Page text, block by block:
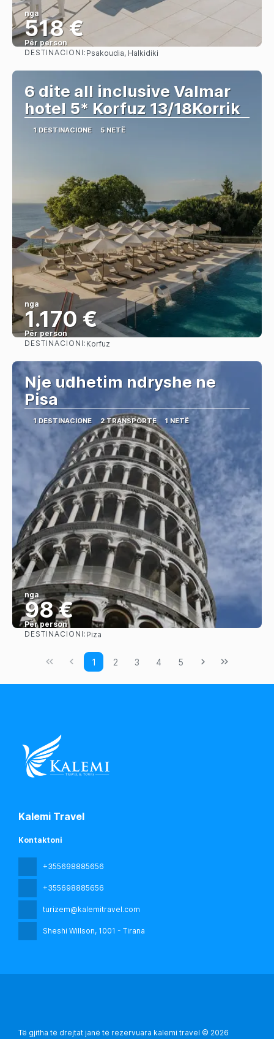
nga
518 €
Për person
Shihni
DESTINACIONI: Psakoudia, Halkidiki
6 dite all inclusive Valmar
hotel 5* Korfuz 13/18Korrik
1 DESTINACIONE 5 NETË
nga
1.170 €
Për person
DESTINACIONI: Korfuz
Nje udhetim ndryshe ne
Pisa
1 DESTINACIONE 2 TRANSPORTE 1 NETË
nga
98 €
Për person
DESTINACIONI: Piza
1 2 3 4 5
Kalemi Travel
Kontaktoni
+355698885656
+355698885656
turizem@kalemitravel.com
Sheshi Willson, 1001 - Tirana
Të gjitha të drejtat janë të rezervuara kalemi travel © 2026